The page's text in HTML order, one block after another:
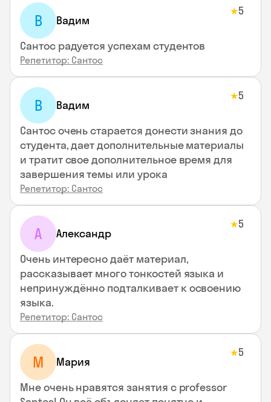
В Вадим
★5
Сантос радуется успехам студентов
Репетитор: Сантос
В Вадим
★5
Сантос очень старается донести знания до
студента, дает дополнительные материалы
и тратит свое дополнительное время для
завершения темы или урока
Репетитор: Сантос
А Александр
★5
Очень интересно даёт материал,
рассказывает много тонкостей языка и
непринуждённо подталкивает к освоению
языка.
Репетитор: Сантос
М Мария
★5
Мне очень нравятся занятия с professor